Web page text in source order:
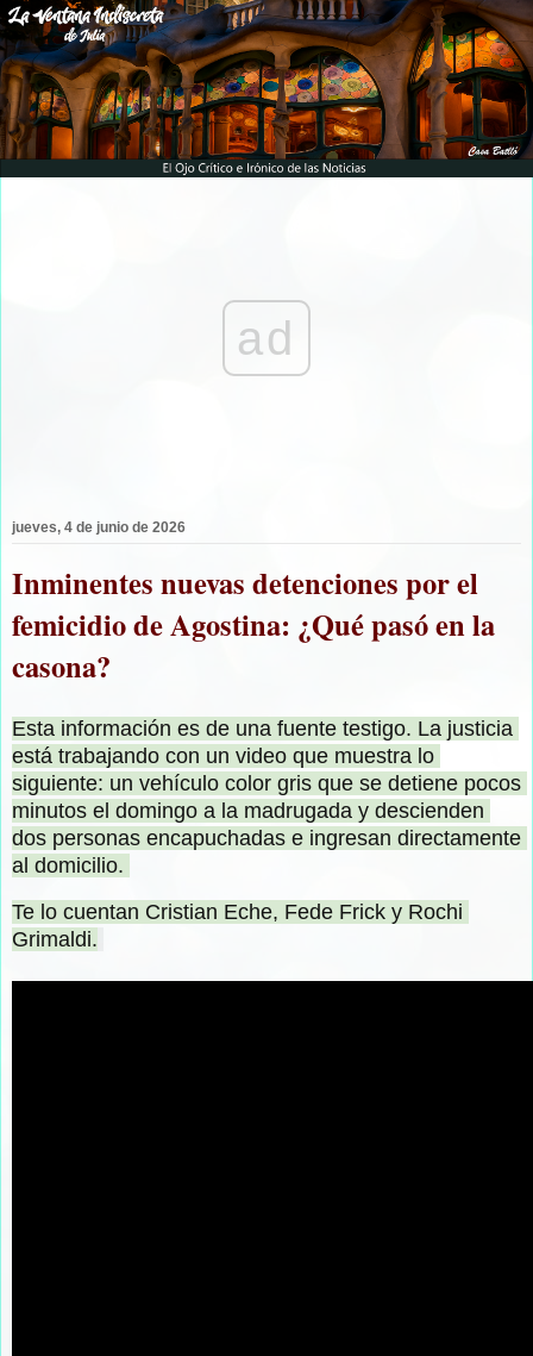
ad
jueves, 4 de junio de 2026
Inminentes nuevas detenciones por el
femicidio de Agostina: ¿Qué pasó en la
casona?
Esta información es de una fuente testigo. La justicia
está trabajando con un video que muestra lo
siguiente: un vehículo color gris que se detiene pocos
minutos el domingo a la madrugada y descienden
dos personas encapuchadas e ingresan directamente
al domicilio.
Te lo cuentan Cristian Eche, Fede Frick y Rochi
Grimaldi.